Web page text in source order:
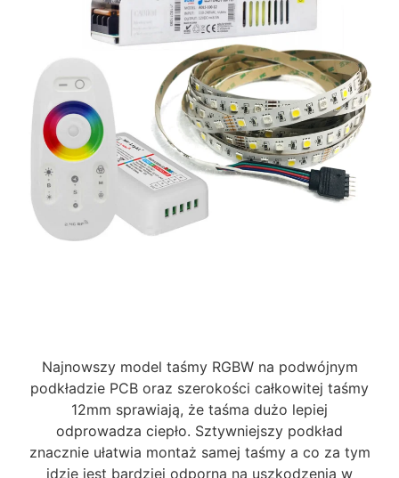
Najnowszy model taśmy RGBW na podwójnym
podkładzie PCB oraz szerokości całkowitej taśmy
12mm sprawiają, że taśma dużo lepiej
odprowadza ciepło. Sztywniejszy podkład
znacznie ułatwia montaż samej taśmy a co za tym
idzie jest bardziej odporna na uszkodzenia w